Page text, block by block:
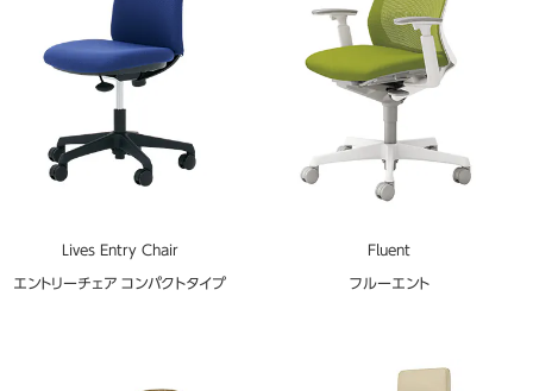
Lives Entry Chair
エントリーチェア コンパクトタイプ
Fluent
フルーエント